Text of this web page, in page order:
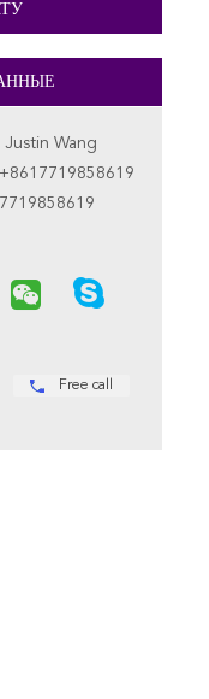
Justin Wang
+8617719858619
Free call